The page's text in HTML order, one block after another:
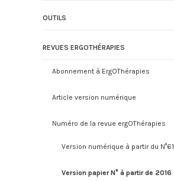
OUTILS
REVUES ERGOTHÉRAPIES
Abonnement à ErgOThérapies
Article version numérique
Numéro de la revue ergOThérapies
Version numérique à partir du N°61
Version papier N° à partir de 2016